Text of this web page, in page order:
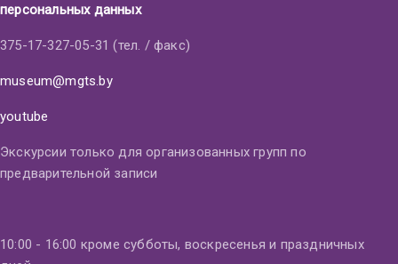
персональных данных
375-17-327-05-31 (тел. / факс)
museum@mgts.by
youtube
Экскурсии только для организованных групп по
предварительной записи
10:00 - 16:00 кроме субботы, воскресенья и праздничных